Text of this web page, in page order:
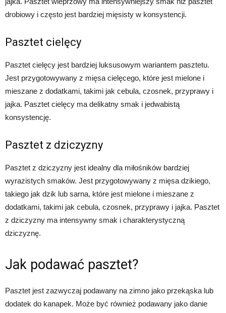
drobiowy i często jest bardziej mięsisty w konsystencji.
Pasztet cielęcy
Pasztet cielęcy jest bardziej luksusowym wariantem pasztetu.
Jest przygotowywany z mięsa cielęcego, które jest mielone i
mieszane z dodatkami, takimi jak cebula, czosnek, przyprawy i
jajka. Pasztet cielęcy ma delikatny smak i jedwabistą
konsystencję.
Pasztet z dziczyzny
Pasztet z dziczyzny jest idealny dla miłośników bardziej
wyrazistych smaków. Jest przygotowywany z mięsa dzikiego,
takiego jak dzik lub sarna, które jest mielone i mieszane z
dodatkami, takimi jak cebula, czosnek, przyprawy i jajka. Pasztet
z dziczyzny ma intensywny smak i charakterystyczną
dziczyznę.
Jak podawać pasztet?
Pasztet jest zazwyczaj podawany na zimno jako przekąska lub
dodatek do kanapek. Może być również podawany jako danie